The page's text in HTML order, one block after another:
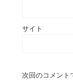
サイト
次回のコメント